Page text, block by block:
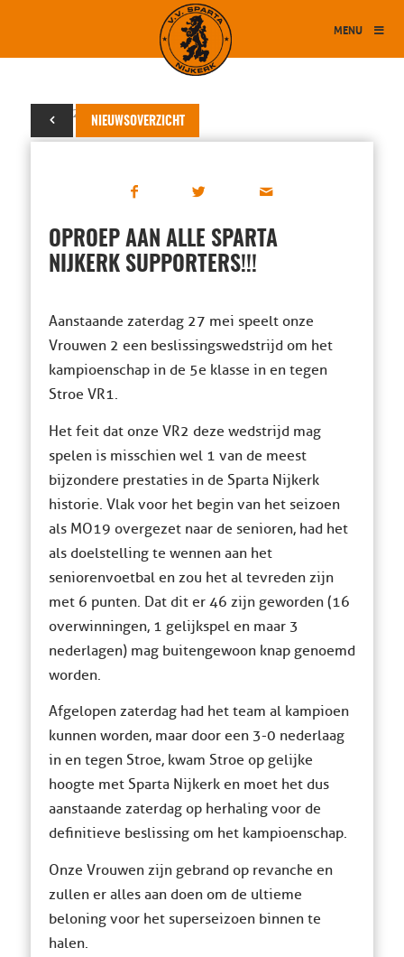
MENU
NIEUWSOVERZICHT
23 mei 2017
OPROEP AAN ALLE SPARTA
NIJKERK SUPPORTERS!!!
Aanstaande zaterdag 27 mei speelt onze
Vrouwen 2 een beslissingswedstrijd om het
kampioenschap in de 5e klasse in en tegen
Stroe VR1.
Het feit dat onze VR2 deze wedstrijd mag
spelen is misschien wel 1 van de meest
bijzondere prestaties in de Sparta Nijkerk
historie. Vlak voor het begin van het seizoen
als MO19 overgezet naar de senioren, had het
als doelstelling te wennen aan het
seniorenvoetbal en zou het al tevreden zijn
met 6 punten. Dat dit er 46 zijn geworden (16
overwinningen, 1 gelijkspel en maar 3
nederlagen) mag buitengewoon knap genoemd
worden.
Afgelopen zaterdag had het team al kampioen
kunnen worden, maar door een 3-0 nederlaag
in en tegen Stroe, kwam Stroe op gelijke
hoogte met Sparta Nijkerk en moet het dus
aanstaande zaterdag op herhaling voor de
definitieve beslissing om het kampioenschap.
Onze Vrouwen zijn gebrand op revanche en
zullen er alles aan doen om de ultieme
beloning voor het superseizoen binnen te
halen.